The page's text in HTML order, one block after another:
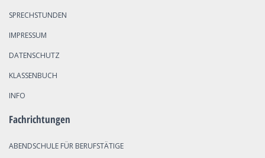
SPRECHSTUNDEN
IMPRESSUM
DATENSCHUTZ
KLASSENBUCH
INFO
Fachrichtungen
ABENDSCHULE FÜR BERUFSTÄTIGE